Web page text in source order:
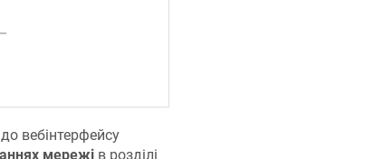
вебінтерфейсу
мережів розділі